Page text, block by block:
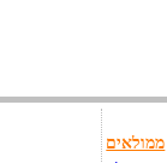
ממולאים